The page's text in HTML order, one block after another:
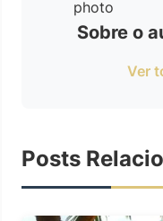
Sobre o
Ver
Posts